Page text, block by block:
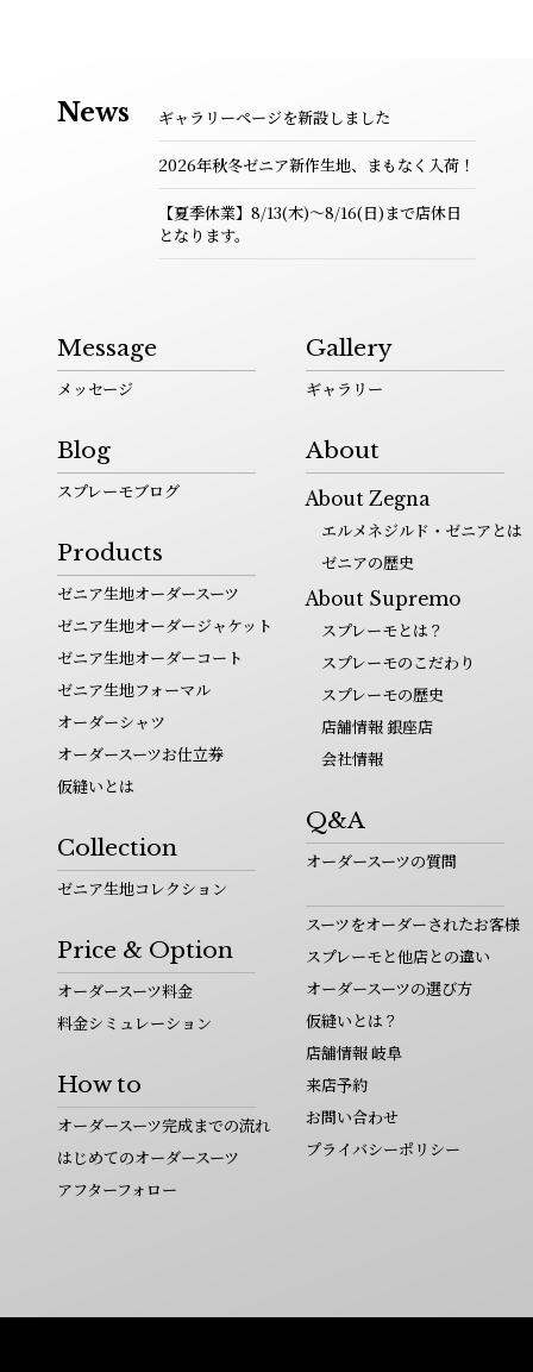
News ギャラリーページを新設しました
2026年秋冬ゼニア新作生地、まもなく入荷！
【夏季休業】8/13(木)～8/16(日)まで店休日
となります。
Message
メッセージ
Blog
スプレーモブログ
Products
ゼニア生地オーダースーツ
ゼニア生地オーダージャケット
ゼニア生地オーダーコート
ゼニア生地フォーマル
オーダーシャツ
オーダースーツお仕立券
仮縫いとは
Collection
ゼニア生地コレクション
Price & Option
オーダースーツ料金
料金シミュレーション
How to
オーダースーツ完成までの流れ
はじめてのオーダースーツ
アフターフォロー
Gallery
ギャラリー
About
About Zegna
エルメネジルド・ゼニアとは
ゼニアの歴史
About Supremo
スプレーモとは？
スプレーモのこだわり
スプレーモの歴史
店舗情報 銀座店
会社情報
Q&A
オーダースーツの質問
スーツをオーダーされたお客様
スプレーモと他店との違い
オーダースーツの選び方
仮縫いとは？
店舗情報 岐阜
来店予約
お問い合わせ
プライバシーポリシー